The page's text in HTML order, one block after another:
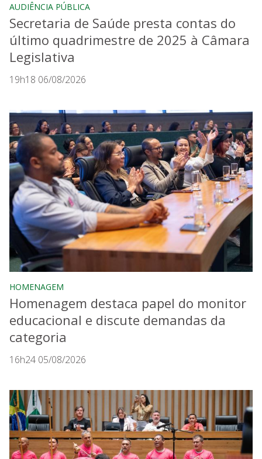
AUDIÊNCIA PÚBLICA
Secretaria de Saúde presta contas do
último quadrimestre de 2025 à Câmara
Legislativa
19h18 06/08/2026
HOMENAGEM
Homenagem destaca papel do monitor
educacional e discute demandas da
categoria
16h24 05/08/2026